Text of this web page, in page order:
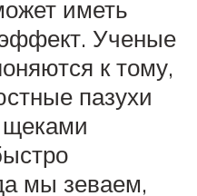
иметь
Ученые
к тому,
пазухи
мы зеваем,